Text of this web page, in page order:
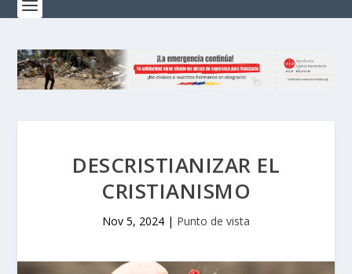
DESCRISTIANIZAR EL
CRISTIANISMO
Nov 5, 2024 | Punto de vista